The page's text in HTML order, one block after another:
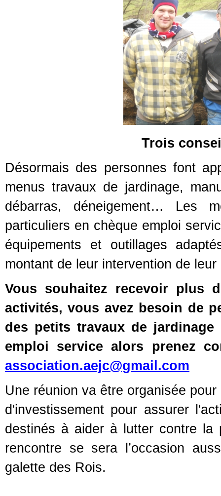
Trois
Désormais des personnes font
menus travaux de jardinage,
débarras, déneigement… Les
particuliers en chèque emploi
équipements et outillages
montant de leur intervention de leur
Vous souhaitez recevoir plus
activités, vous avez besoin de
des petits travaux de
emploi service alors prenez
association.aejc@gmail.com
Une réunion va être organisée
d'investissement pour assurer
destinés à aider à lutter contre la
rencontre se sera l’occasion
galette des Rois.